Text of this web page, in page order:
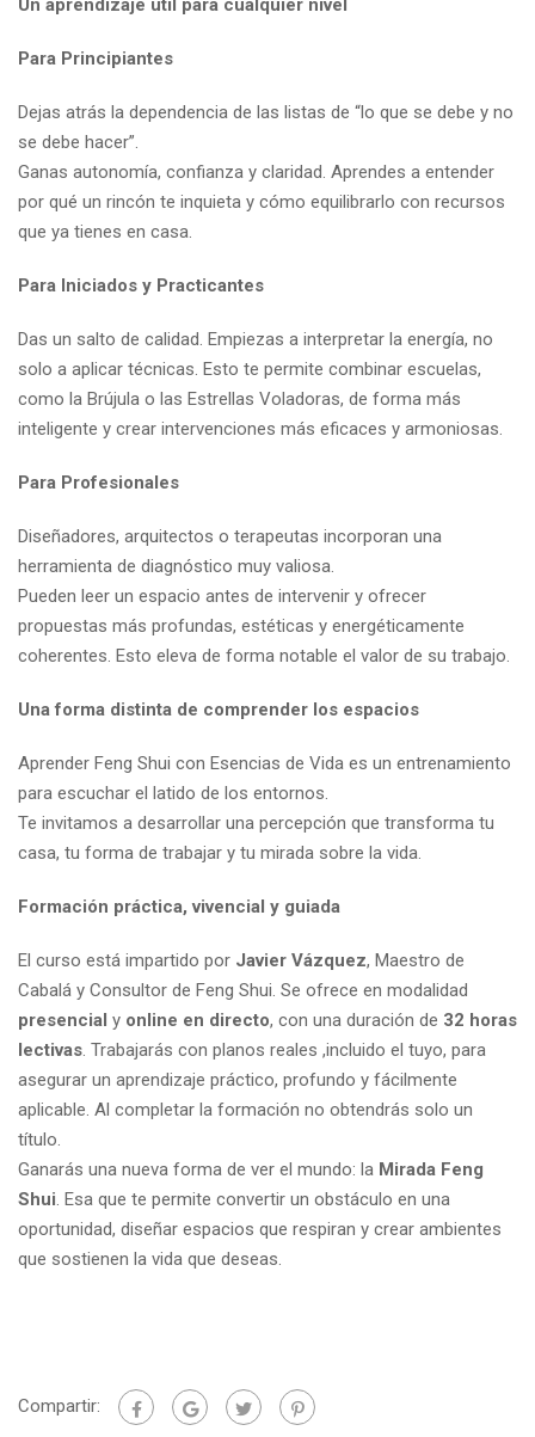
Un aprendizaje útil para cualquier nivel
Para Principiantes
Dejas atrás la dependencia de las listas de “lo que se debe y no
se debe hacer”.
Ganas autonomía, confianza y claridad. Aprendes a entender
por qué un rincón te inquieta y cómo equilibrarlo con recursos
que ya tienes en casa.
Para Iniciados y Practicantes
Das un salto de calidad. Empiezas a interpretar la energía, no
solo a aplicar técnicas. Esto te permite combinar escuelas,
como la Brújula o las Estrellas Voladoras, de forma más
inteligente y crear intervenciones más eficaces y armoniosas.
Para Profesionales
Diseñadores, arquitectos o terapeutas incorporan una
herramienta de diagnóstico muy valiosa.
Pueden leer un espacio antes de intervenir y ofrecer
propuestas más profundas, estéticas y energéticamente
coherentes. Esto eleva de forma notable el valor de su trabajo.
Una forma distinta de comprender los espacios
Aprender Feng Shui con Esencias de Vida es un entrenamiento
para escuchar el latido de los entornos.
Te invitamos a desarrollar una percepción que transforma tu
casa, tu forma de trabajar y tu mirada sobre la vida.
Formación práctica, vivencial y guiada
El curso está impartido por Javier Vázquez, Maestro de
Cabalá y Consultor de Feng Shui. Se ofrece en modalidad
presencial y online en directo, con una duración de 32 horas
lectivas. Trabajarás con planos reales ,incluido el tuyo, para
asegurar un aprendizaje práctico, profundo y fácilmente
aplicable. Al completar la formación no obtendrás solo un
título.
Ganarás una nueva forma de ver el mundo: la Mirada Feng
Shui. Esa que te permite convertir un obstáculo en una
oportunidad, diseñar espacios que respiran y crear ambientes
que sostienen la vida que deseas.
Compartir: